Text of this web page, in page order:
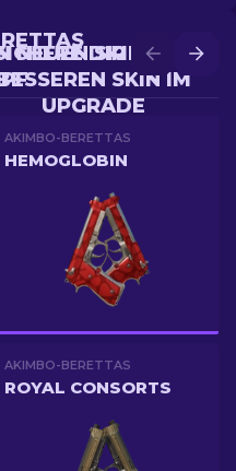
DIR EINEN
SKIN IM
UPGRADE
NEUEN SKIN IM
AKIMBO-BERETTAS
HEMOGLOBIN
AKIMBO-BERETTAS
ROYAL CONSORTS